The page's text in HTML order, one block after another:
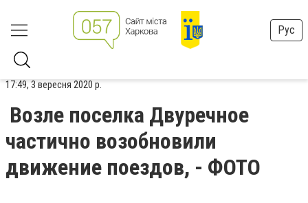
Рус
17:49, 3 вересня 2020 р.
Возле поселка Двуречное
частично возобновили
движение поездов, - ФОТО